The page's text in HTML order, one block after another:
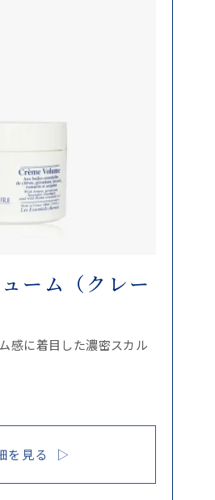
ーム（クレー
感に着目した濃密スカル
を見る